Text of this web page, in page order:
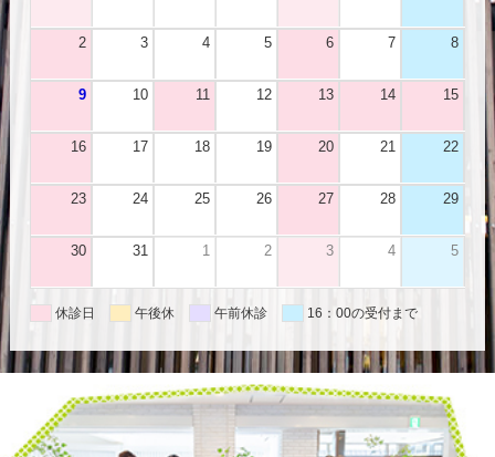
2 3 4 5 6 7 8
9 10 11 12 13 14 15
16 17 18 19 20 21 22
23 24 25 26 27 28 29
30 31 1 2 3 4 5
休診日 午後休 午前休診 16：00の受付まで